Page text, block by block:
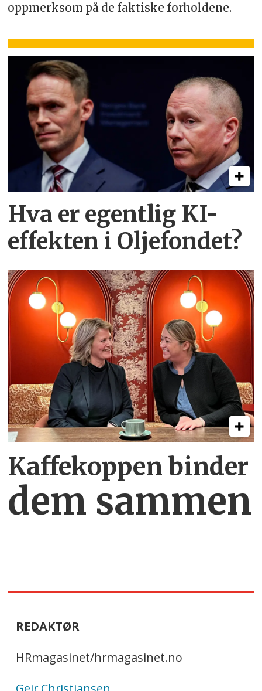
oppmerksom på de faktiske forholdene.
Hva er egentlig KI-
effekten i Oljefondet?
Kaffekoppen binder
dem sammen
REDAKTØR
HRmagasinet/hrmagasinet.no